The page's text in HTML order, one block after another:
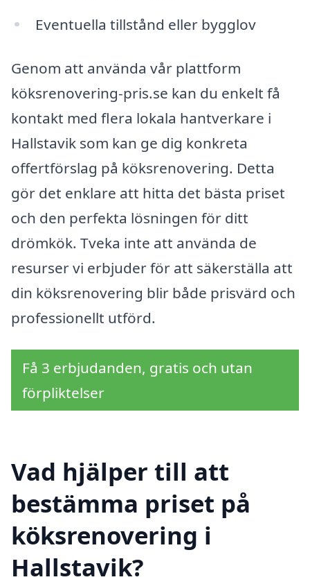
Eventuella tillstånd eller bygglov
Genom att använda vår plattform
köksrenovering-pris.se kan du enkelt få
kontakt med flera lokala hantverkare i
Hallstavik som kan ge dig konkreta
offertförslag på köksrenovering. Detta
gör det enklare att hitta det bästa priset
och den perfekta lösningen för ditt
drömkök. Tveka inte att använda de
resurser vi erbjuder för att säkerställa att
din köksrenovering blir både prisvärd och
professionellt utförd.
Få 3 erbjudanden, gratis och utan
förpliktelser
Vad hjälper till att
bestämma priset på
köksrenovering i
Hallstavik?